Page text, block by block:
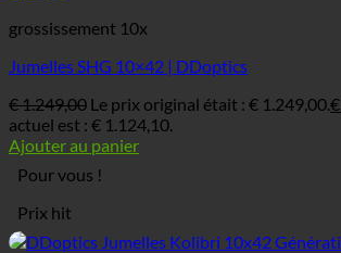
grossissement 10x
Jumelles SHG 10×42 | DDoptics
€1.249,00 Le prix original était : € 1.249,00.€
actuel est : € 1.124,10.
Ajouter au panier
Pour vous !
Prix hit